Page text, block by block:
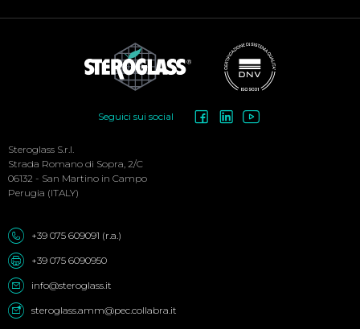
Menu
Seguici sui social
Steroglass S.r.l.
Strada Romano di Sopra, 2/C
06132 - San Martino in Campo
Perugia (ITALY)
+39 075 609091 (r.a.)
+39 075 6090950
info@steroglass.it
steroglass.amm@pec.collabra.it